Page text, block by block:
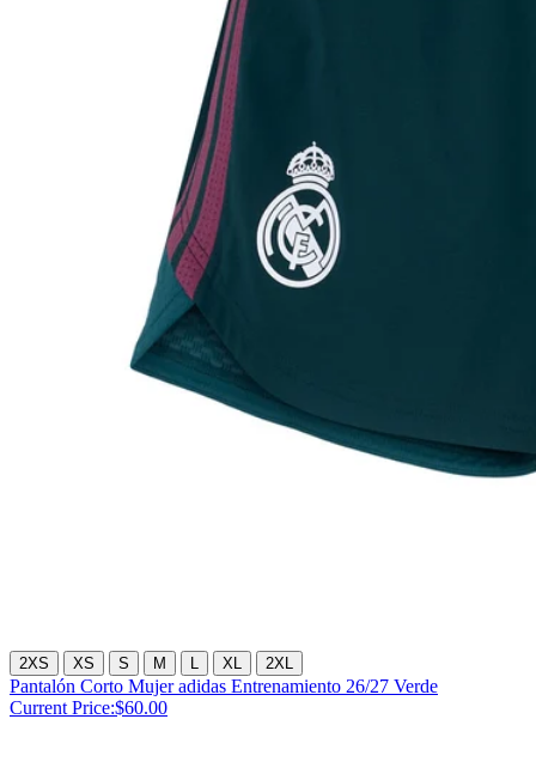
2XS XS S M XL 2XL
Pantalón Corto Mujer adidas Entrenamiento 26/27 Verde
Current Price:$60.00